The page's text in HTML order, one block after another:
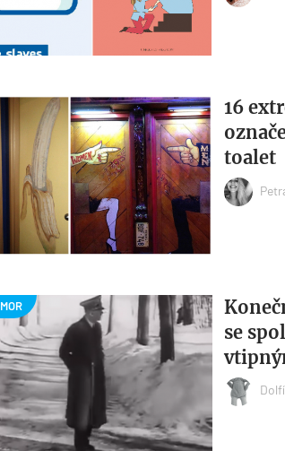
16
toalet
se